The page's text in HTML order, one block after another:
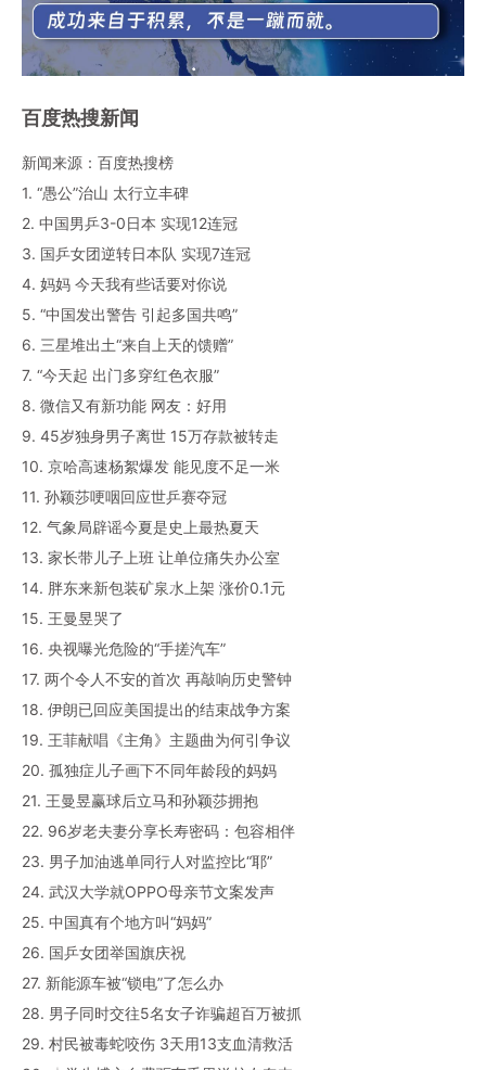
百度热搜新闻
新闻来源：百度热搜榜
1. “愚公”治山 太行立丰碑
2. 中国男乒3-0日本 实现12连冠
3. 国乒女团逆转日本队 实现7连冠
4. 妈妈 今天我有些话要对你说
5. “中国发出警告 引起多国共鸣”
6. 三星堆出土“来自上天的馈赠”
7. “今天起 出门多穿红色衣服”
8. 微信又有新功能 网友：好用
9. 45岁独身男子离世 15万存款被转走
10. 京哈高速杨絮爆发 能见度不足一米
11. 孙颖莎哽咽回应世乒赛夺冠
12. 气象局辟谣今夏是史上最热夏天
13. 家长带儿子上班 让单位痛失办公室
14. 胖东来新包装矿泉水上架 涨价0.1元
15. 王曼昱哭了
16. 央视曝光危险的“手搓汽车”
17. 两个令人不安的首次 再敲响历史警钟
18. 伊朗已回应美国提出的结束战争方案
19. 王菲献唱《主角》主题曲为何引争议
20. 孤独症儿子画下不同年龄段的妈妈
21. 王曼昱赢球后立马和孙颖莎拥抱
22. 96岁老夫妻分享长寿密码：包容相伴
23. 男子加油逃单同行人对监控比“耶”
24. 武汉大学就OPPO母亲节文案发声
25. 中国真有个地方叫“妈妈”
26. 国乒女团举国旗庆祝
27. 新能源车被“锁电”了怎么办
28. 男子同时交往5名女子诈骗超百万被抓
29. 村民被毒蛇咬伤 3天用13支血清救活